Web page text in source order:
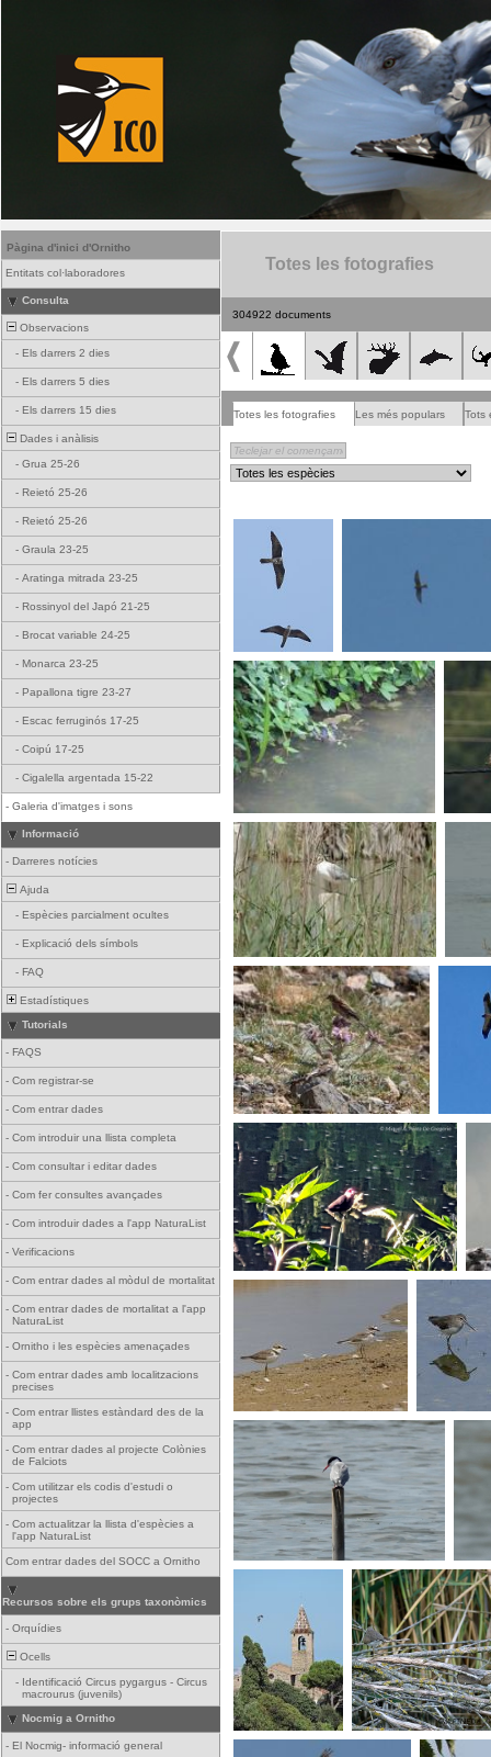
Pàgina d'inici d'Ornitho
Entitats col·laboradores
Consulta
Observacions
- Els darrers 2 dies
- Els darrers 5 dies
- Els darrers 15 dies
Dades i anàlisis
- Grua 25-26
- Reietó 25-26
- Reietó 25-26
- Graula 23-25
- Aratinga mitrada 23-25
- Rossinyol del Japó 21-25
- Brocat variable 24-25
- Monarca 23-25
- Papallona tigre 23-27
- Escac ferruginós 17-25
- Coipú 17-25
- Cigalella argentada 15-22
- Galeria d'imatges i sons
Informació
- Darreres notícies
Ajuda
- Espècies parcialment ocultes
- Explicació dels símbols
- FAQ
Estadístiques
Tutorials
- FAQS
- Com registrar-se
- Com entrar dades
- Com introduir una llista completa
- Com consultar i editar dades
- Com fer consultes avançades
- Com introduir dades a l'app NaturaList
- Verificacions
- Com entrar dades al mòdul de mortalitat
- Com entrar dades de mortalitat a l'app
NaturaList
- Ornitho i les espècies amenaçades
- Com entrar dades amb localitzacions
precises
- Com entrar llistes estàndard des de la
app
- Com entrar dades al projecte Colònies
de Falciots
- Com utilitzar els codis d'estudi o
projectes
- Com actualitzar la llista d'espècies a
l'app NaturaList
Com entrar dades del SOCC a Ornitho
Recursos sobre els grups taxonòmics
- Orquídies
Ocells
- Identificació Circus pygargus - Circus
macrourus (juvenils)
Nocmig a Ornitho
- El Nocmig- informació general
Totes les fotografies
304922 documents
Totes les fotografies Les més populars Tots